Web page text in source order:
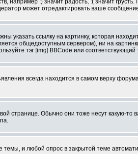
:) значит радость, :( значит
может отредактировать ваше
указать ссылку на картинку, которая
общедоступным сервером), ни на
тэг [img] BBCode или соответствующий
всегда находится в самом верху
Обычно они тоже несут какую-то
и любой опрос в закрытой теме